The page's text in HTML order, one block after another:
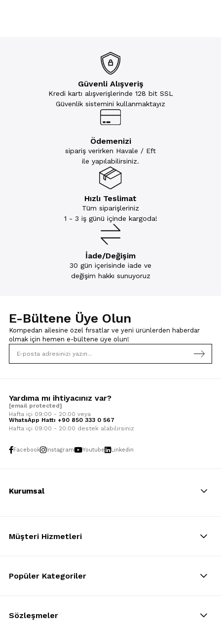
Güvenli Alışveriş
Kredi kartı alışverişlerinde 128 bit SSL
Güvenlik sistemini kullanmaktayız
Ödemenizi
sipariş verirken Havale / Eft
ile yapılabilirsiniz.
Hızlı Teslimat
Tüm siparişleriniz
1 - 3 iş günü içinde kargoda!
İade/Değişim
30 gün içerisinde iade ve
değişim hakkı sunuyoruz
E-Bültene Üye Olun
Kompedan ailesine özel fırsatlar ve yeni ürünlerden haberdar
olmak için hemen e-bültene üye olun!
Yardıma mı ihtiyacınız var?
[email protected]
Hafta içi 09:00 - 20:00 veya
WhatsApp Hattı +90 850 333 0 567
Hafta içi 09:00 - 20:00 destek alabilirsiniz
Facebook Instagram Youtube Linkedin
Kurumsal
Müşteri Hizmetleri
Popüler Kategoriler
Sözleşmeler